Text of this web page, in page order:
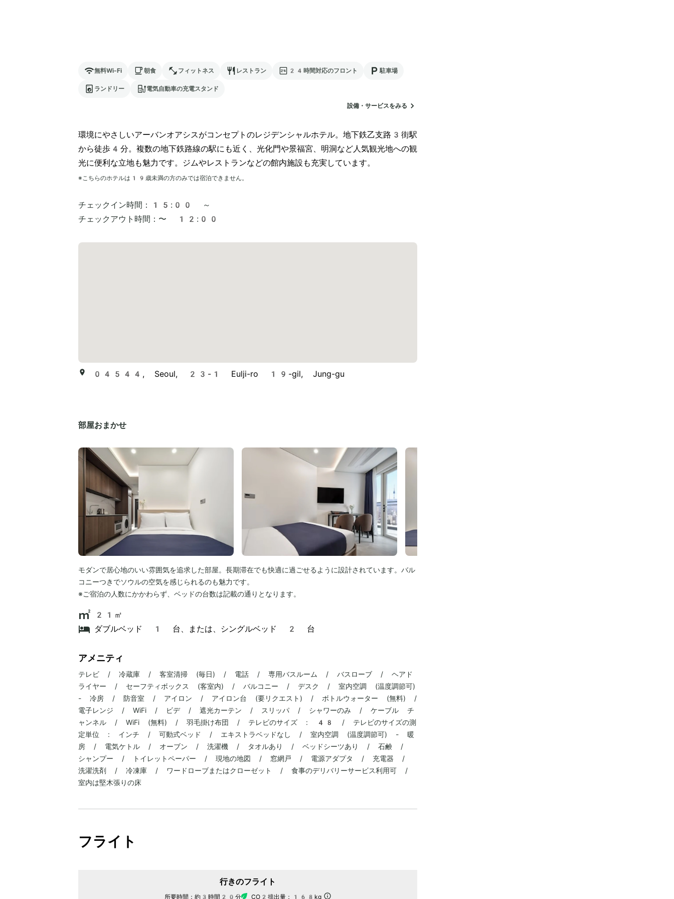
無料Wi-Fi 朝食 フィットネス レストラン 24時間対応のフロント 駐車場
ランドリー 電気自動車の充電スタンド
設備・サービスをみる
環境にやさしいアーバンオアシスがコンセプトのレジデンシャルホテル。地下鉄乙支路3街駅
から徒歩4分。複数の地下鉄路線の駅にも近く、光化門や景福宮、明洞など人気観光地への観
光に便利な立地も魅力です。ジムやレストランなどの館内施設も充実しています。
※こちらのホテルは 19 歳未満の方のみでは宿泊できません。
チェックイン時間：
15:00 ～
チェックアウト時間： 〜 12:00
04544, Seoul, 23-1 Eulji-ro 19-gil, Jung-gu
部屋おまかせ
モダンで居心地のいい雰囲気を追求した部屋。長期滞在でも快適に過ごせるように設計されています。バル
コニーつきでソウルの空気を感じられるのも魅力です。
※ご宿泊の人数にかかわらず、ベッドの台数は記載の通りとなります。
21㎡
ダブルベッド 1 台、または、シングルベッド 2 台
アメニティ
テレビ / 冷蔵庫 / 客室清掃 (毎日) / 電話 / 専用バスルーム / バスローブ / ヘアド
ライヤー / セーフティボックス (客室内) / バルコニー / デスク / 室内空調 (温度調節可)
- 冷房 / 防音室 / アイロン / アイロン台 (要リクエスト) / ボトルウォーター (無料) /
電子レンジ / WiFi / ビデ / 遮光カーテン / スリッパ / シャワーのみ / ケーブル チ
ャンネル / WiFi (無料) / 羽毛掛け布団 / テレビのサイズ : 48 / テレビのサイズの測
定単位 : インチ / 可動式ベッド / エキストラベッドなし / 室内空調 (温度調節可) - 暖
房 / 電気ケトル / オーブン / 洗濯機 / タオルあり / ベッドシーツあり / 石鹸 /
シャンプー / トイレットペーパー / 現地の地図 / 窓網戸 / 電源アダプタ / 充電器 /
洗濯洗剤 / 冷凍庫 / ワードローブまたはクローゼット / 食事のデリバリーサービス利用可 /
室内は堅木張りの床
フライト
行きのフライト
所要時間： 約3時間20分 CO2排出量： 168kg